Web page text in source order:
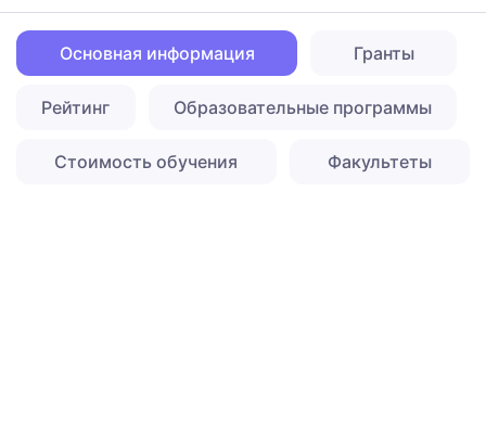
Основная информация Гранты
Рейтинг Образовательные программы
Стоимость обучения Факультеты